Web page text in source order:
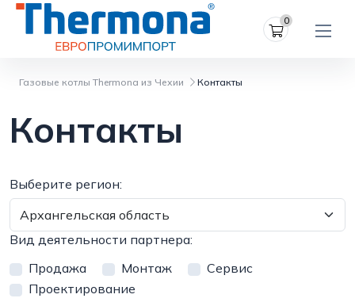
0
Газовые котлы Thermona из Чехии Контакты
Контакты
Выберите регион:
Вид деятельности партнера:
Продажа
Mонтаж
Cервис
Проектирование